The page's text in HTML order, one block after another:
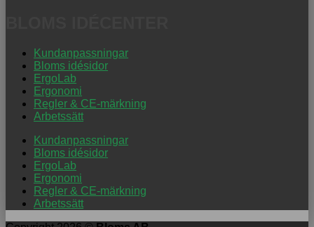
Kundanpassningar
Bloms idésidor
ErgoLab
Ergonomi
Regler & CE-märkning
Arbetssätt
Kundanpassningar
Bloms idésidor
ErgoLab
Ergonomi
Regler & CE-märkning
Arbetssätt